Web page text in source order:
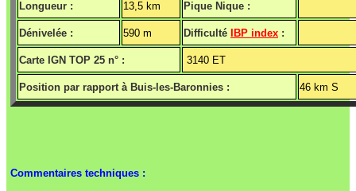
Longueur : 13,5 km Pique Nique :
Dénivelée : 590 m Difficulté IBP index :
Carte IGN TOP 25 n° : 3140 ET
Position par rapport à Buis-les-Baronnies : 46 km S
Commentaires techniques :